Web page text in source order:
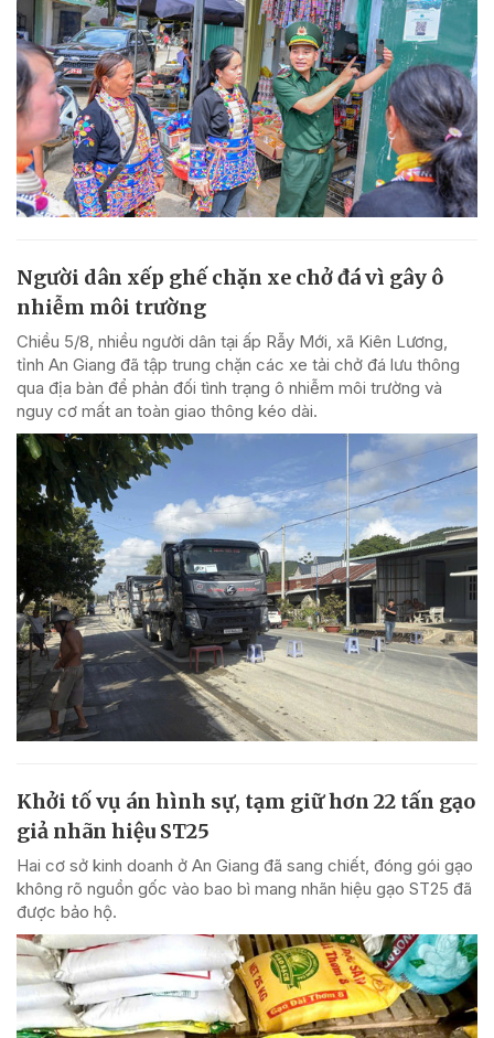
Người dân xếp ghế chặn xe chở đá vì gây ô
nhiễm môi trường
Chiều 5/8, nhiều người dân tại ấp Rẫy Mới, xã Kiên Lương,
tỉnh An Giang đã tập trung chặn các xe tải chở đá lưu thông
qua địa bàn để phản đối tình trạng ô nhiễm môi trường và
nguy cơ mất an toàn giao thông kéo dài.
Khởi tố vụ án hình sự, tạm giữ hơn 22 tấn gạo
giả nhãn hiệu ST25
Hai cơ sở kinh doanh ở An Giang đã sang chiết, đóng gói gạo
không rõ nguồn gốc vào bao bì mang nhãn hiệu gạo ST25 đã
được bảo hộ.